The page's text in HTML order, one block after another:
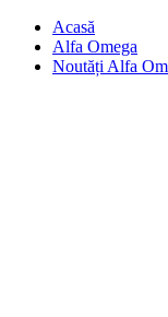
Acasă
Alfa Omega
Noutăți Alfa